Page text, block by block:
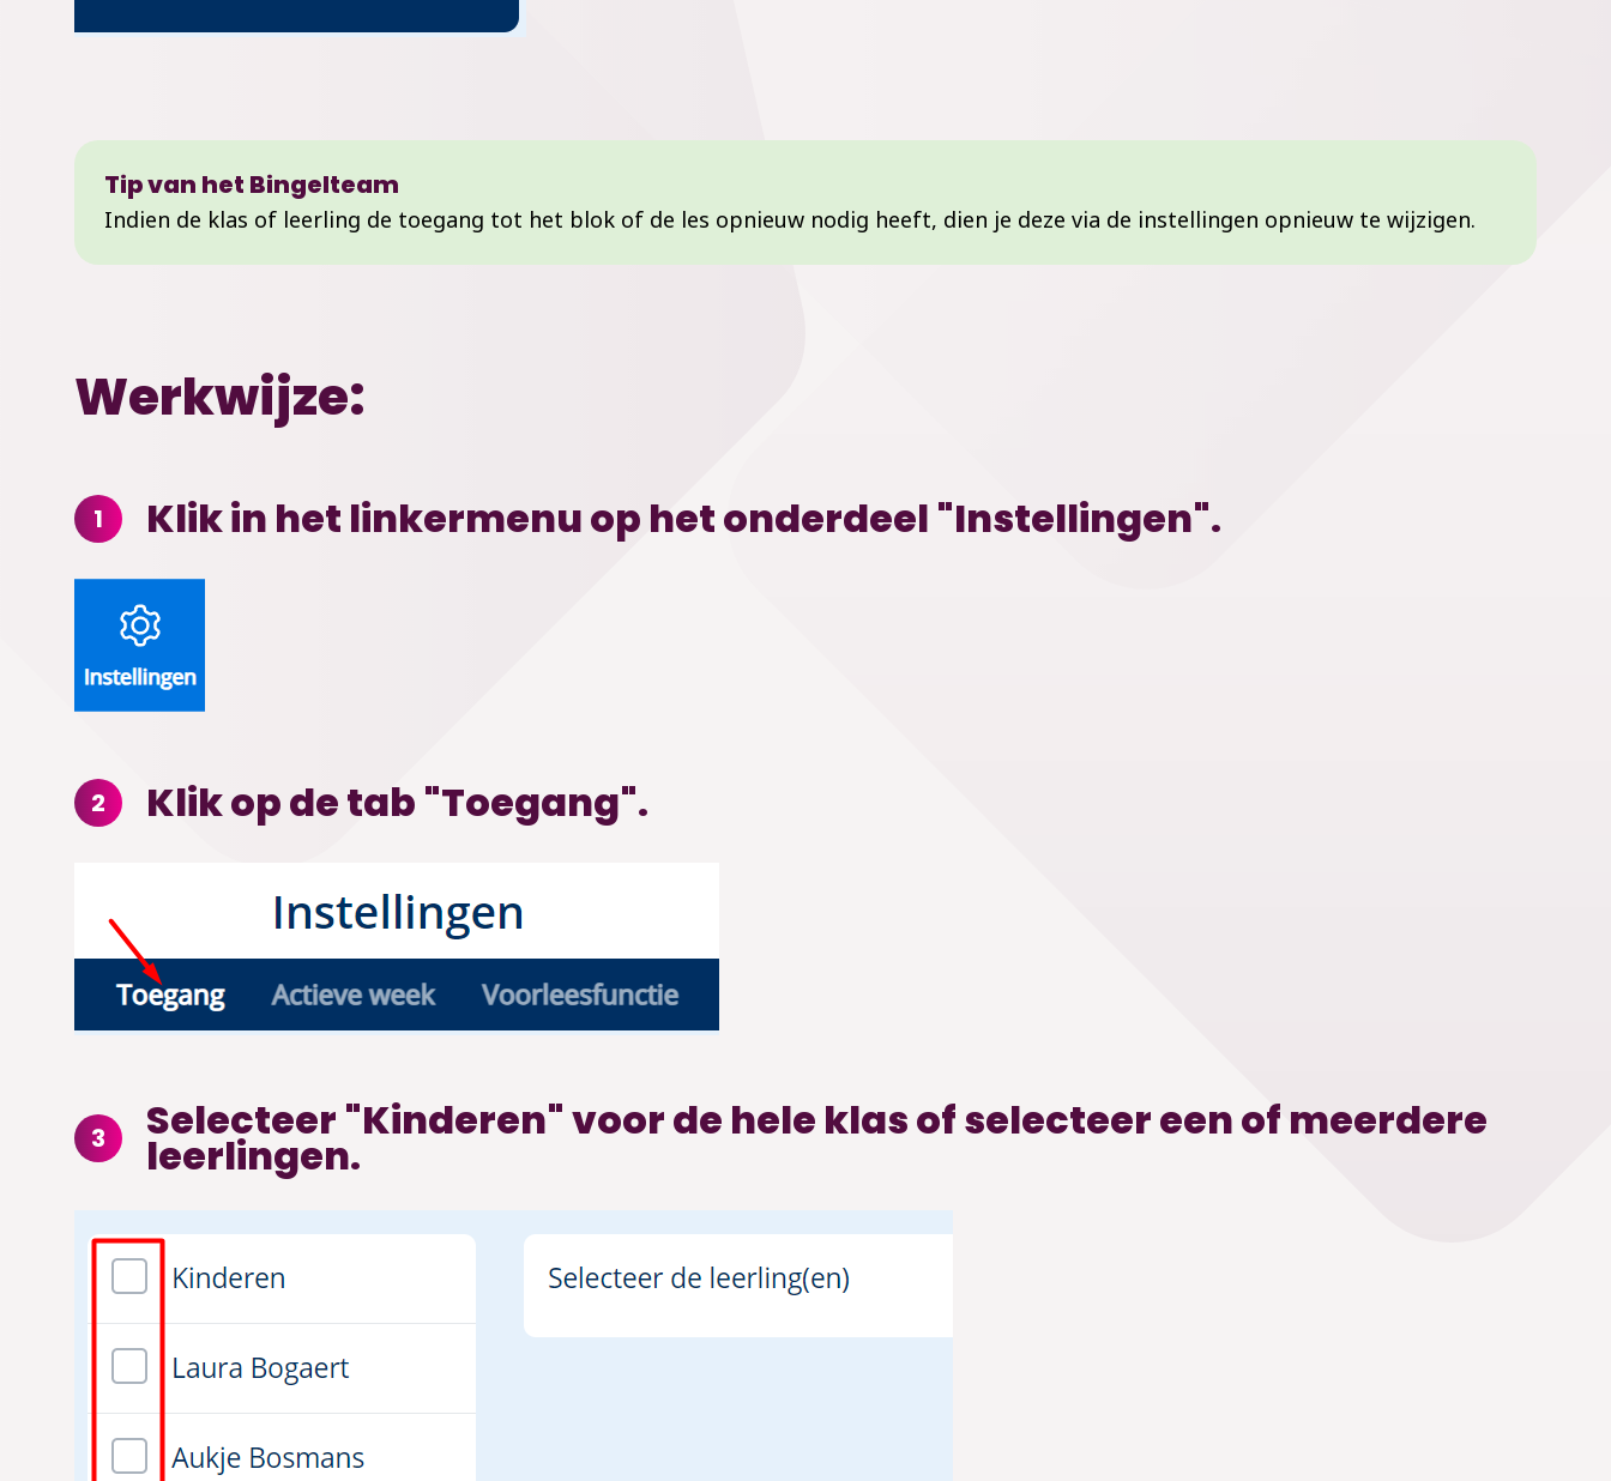
Tip van het Bingelteam
Indien de klas of leerling de toegang tot het blok of de les opnieuw nodig heeft, dien je deze via de instellingen opnieuw te wijzigen.
Werkwijze:
1 Klik in het linkermenu op het onderdeel "Instellingen".
2 Klik op de tab "Toegang".
3 Selecteer "Kinderen" voor de hele klas of selecteer een of meerdere
leerlingen.